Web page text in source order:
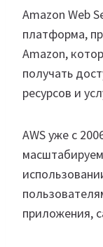
Amazon Web
платформа,
Amazon,
получать
ресурсов и
AWS уже с
приложения,